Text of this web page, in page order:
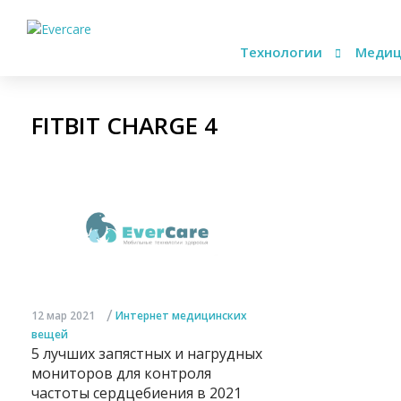
Технологии
FITBIT CHARGE 4
12 мар 2021 / Интернет медицинских
вещей
5 лучших запястных и нагрудных
мониторов для контроля
частоты сердцебиения в 2021